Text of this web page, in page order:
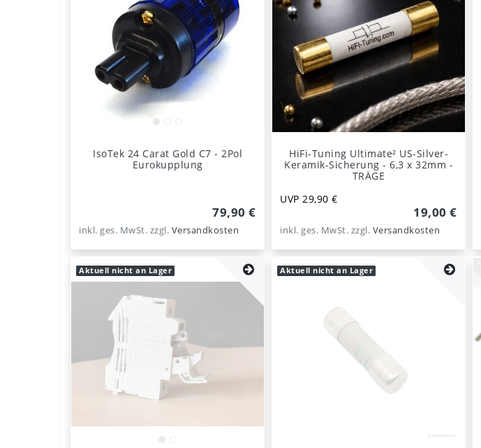
IsoTek 24 Carat Gold C7 - 2Pol
Eurokupplung
79,90 €
inkl. ges. MwSt. zzgl. Versandkosten
HiFi-Tuning Ultimate² US-Silver-
Keramik-Sicherung - 6,3 x 32mm -
TRÄGE
UVP 29,90 €
19,00 €
inkl. ges. MwSt. zzgl. Versandkosten
Aktuell nicht an Lager Aktuell nicht an Lager